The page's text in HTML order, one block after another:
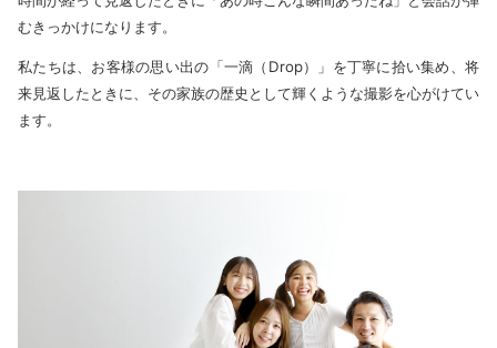
むきっかけになります。
私たちは、お客様の思い出の「一滴（Drop）」を丁寧に拾い集め、将
来見返したときに、その家族の歴史として輝くような撮影を心がけてい
ます。